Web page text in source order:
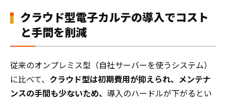
クラウド型電子カルテの導入でコスト
と手間を削減
従来のオンプレミス型（自社サーバーを使うシステム）
に比べて、 クラウド型は初期費用が抑えられ、メンテナ
ンスの手間も少ないため、 導入のハードルが下がるとい